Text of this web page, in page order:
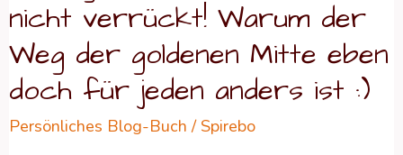
nicht verrückt! Warum der
Weg der goldenen Mitte eben
doch für jeden anders ist :)
Persönliches Blog-Buch / Spirebo
Weg
der
goldenen